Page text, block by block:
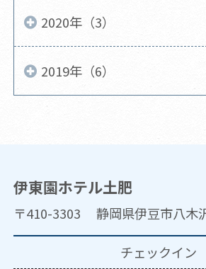
2020年（3）
2019年（6）
伊東園ホテル土肥
〒410-3303 静岡県伊豆市八木
チェックイン